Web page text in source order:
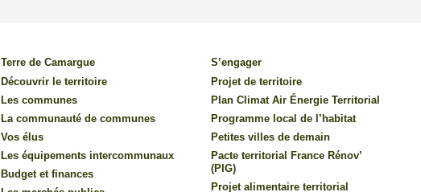
Terre de Camargue
Découvrir le territoire
Les communes
La communauté de communes
Vos élus
Les équipements intercommunaux
Budget et finances
S’engager
Projet de territoire
Plan Climat Air Énergie Territorial
Programme local de l’habitat
Petites villes de demain
Pacte territorial France Rénov’
(PIG)
Projet alimentaire territorial